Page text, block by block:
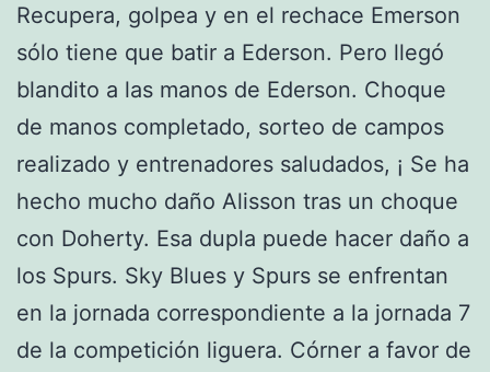
Recupera, golpea y en el rechace Emerson
sólo tiene que batir a Ederson. Pero llegó
blandito a las manos de Ederson. Choque
de manos completado, sorteo de campos
realizado y entrenadores saludados, ¡ Se ha
hecho mucho daño Alisson tras un choque
con Doherty. Esa dupla puede hacer daño a
los Spurs. Sky Blues y Spurs se enfrentan
en la jornada correspondiente a la jornada 7
de la competición liguera. Córner a favor de